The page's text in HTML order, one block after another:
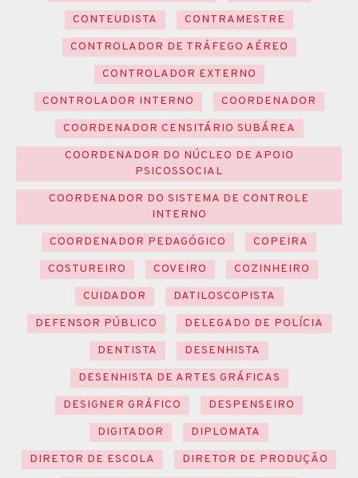
CONTEUDISTA
CONTRAMESTRE
CONTROLADOR DE TRÁFEGO AÉREO
CONTROLADOR EXTERNO
CONTROLADOR INTERNO
COORDENADOR
COORDENADOR CENSITÁRIO SUBÁREA
COORDENADOR DO NÚCLEO DE APOIO
PSICOSSOCIAL
COORDENADOR DO SISTEMA DE CONTROLE
INTERNO
COORDENADOR PEDAGÓGICO
COPEIRA
COSTUREIRO
COVEIRO
COZINHEIRO
CUIDADOR
DATILOSCOPISTA
DEFENSOR PÚBLICO
DELEGADO DE POLÍCIA
DENTISTA
DESENHISTA
DESENHISTA DE ARTES GRÁFICAS
DESIGNER GRÁFICO
DESPENSEIRO
DIGITADOR
DIPLOMATA
DIRETOR DE ESCOLA
DIRETOR DE PRODUÇÃO